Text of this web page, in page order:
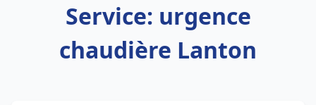
Service: urgence
chaudière Lanton